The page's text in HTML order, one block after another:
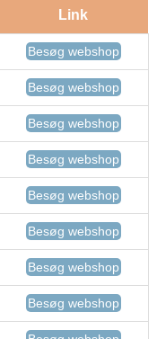
Link
Besøg webshop
Besøg webshop
Besøg webshop
Besøg webshop
Besøg webshop
Besøg webshop
Besøg webshop
Besøg webshop